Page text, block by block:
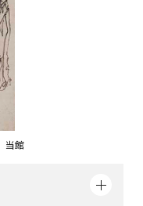
当館